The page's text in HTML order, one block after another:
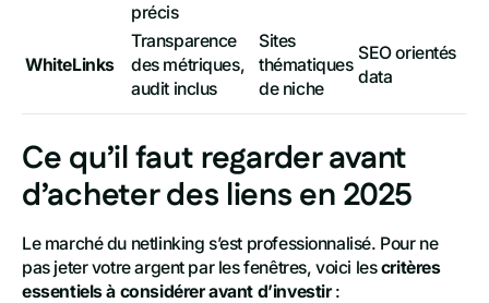
précis
WhiteLinks
Transparence
des métriques,
audit inclus
Sites
thématiques
de niche
SEO orientés
data
Ce qu’il faut regarder avant
d’acheter des liens en 2025
Le marché du netlinking s’est professionnalisé. Pour ne
pas jeter votre argent par les fenêtres, voici lescritères
essentiels à considérer avant d’investir: